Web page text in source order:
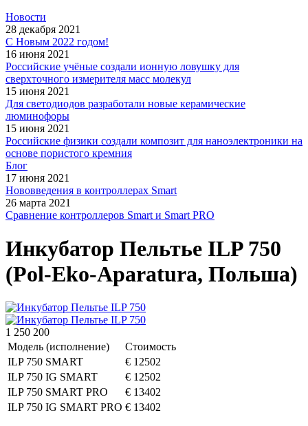
Новости
28 декабря 2021
С Новым 2022 годом!
16 июня 2021
Российские учёные создали ионную ловушку для
сверхточного измерителя масс молекул
15 июня 2021
Для светодиодов разработали новые керамические
люминофоры
15 июня 2021
Российские физики создали композит для наноэлектроники на
основе пористого кремния
Блог
17 июня 2021
Нововведения в контроллерах Smart
26 марта 2021
Сравнение контроллеров Smart и Smart PRO
Инкубатор Пельтье ILP 750
(Pol-Eko-Aparatura, Польша)
1 250 200
Модель (исполнение)
Стоимость
ILP 750 SMART
€ 12502
ILP 750 IG SMART
€ 12502
ILP 750 SMART PRO
€ 13402
ILP 750 IG SMART PRO € 13402